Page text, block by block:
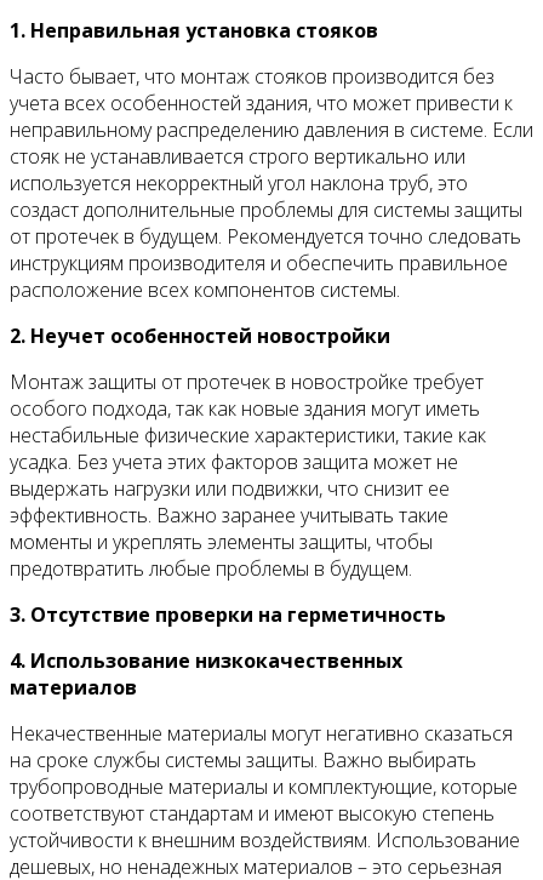
1. Неправильная установка стояков
Часто бывает, что монтаж стояков производится без
учета всех особенностей здания, что может привести к
неправильному распределению давления в системе. Если
стояк не устанавливается строго вертикально или
используется некорректный угол наклона труб, это
создаст дополнительные проблемы для системы защиты
от протечек в будущем. Рекомендуется точно следовать
инструкциям производителя и обеспечить правильное
расположение всех компонентов системы.
2. Неучет особенностей новостройки
Монтаж защиты от протечек в новостройке требует
особого подхода, так как новые здания могут иметь
нестабильные физические характеристики, такие как
усадка. Без учета этих факторов защита может не
выдержать нагрузки или подвижки, что снизит ее
эффективность. Важно заранее учитывать такие
моменты и укреплять элементы защиты, чтобы
предотвратить любые проблемы в будущем.
3. Отсутствие проверки на герметичность
4. Использование низкокачественных
материалов
Некачественные материалы могут негативно сказаться
на сроке службы системы защиты. Важно выбирать
трубопроводные материалы и комплектующие, которые
соответствуют стандартам и имеют высокую степень
устойчивости к внешним воздействиям. Использование
дешевых, но ненадежных материалов – это серьезная